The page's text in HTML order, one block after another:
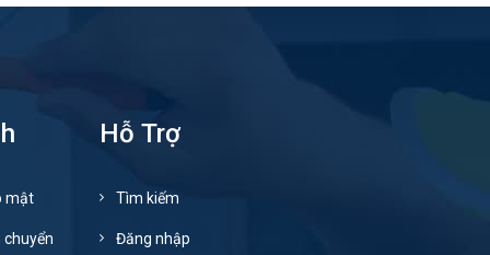
mật
chuyển
Hỗ Trợ
Tìm kiếm
Đăng nhập